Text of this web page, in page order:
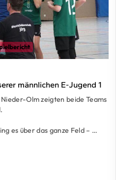
männlichen E-Jugend 1
Olm zeigten beide Teams
es über das ganze Feld – …